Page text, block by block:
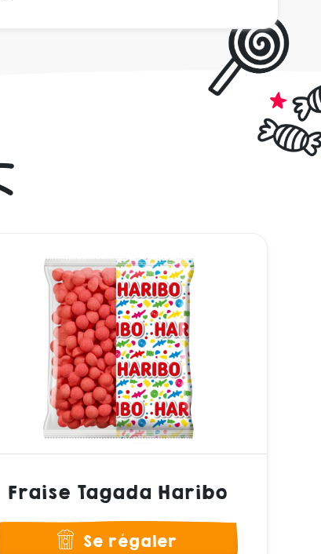
Fraise Tagada Haribo
Se régaler